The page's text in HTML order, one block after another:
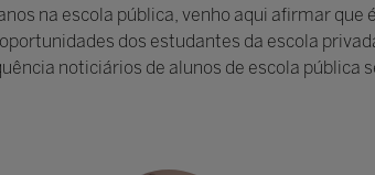
na escola pública, venho aqui afirmar que
dos estudantes da escola
noticiários de alunos de escola pública